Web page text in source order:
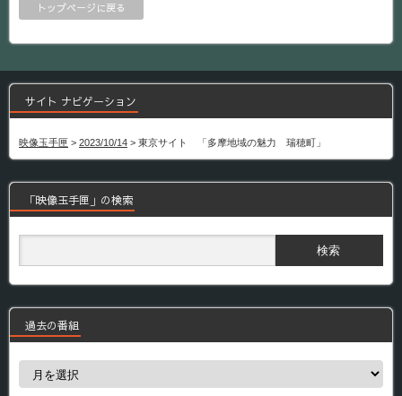
トップページに戻る
サイト ナビゲーション
映像玉手匣 > 2023/10/14 > 東京サイト 「多摩地域の魅力 瑞穂町」
「映像玉手匣」の検索
過去の番組
過